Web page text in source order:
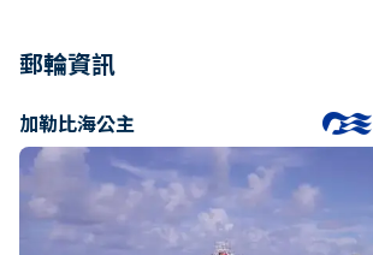
郵輪資訊
加勒比海公主